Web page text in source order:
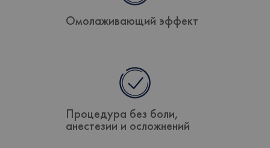
Омолаживающий эффект
Процедура без боли,
анестезии и осложнений